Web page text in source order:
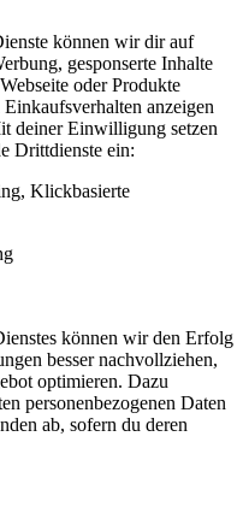
können wir dir auf
gesponserte Inhalte
oder Produkte
anzeigen
deiner Einwilligung setzen
Drittdienste ein:
Klickbasierte
können wir den Erfolg
besser nachvollziehen,
optimieren. Dazu
personenbezogenen Daten
ab, sofern du deren